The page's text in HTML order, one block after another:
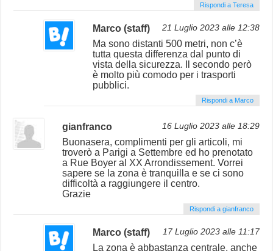
Rispondi a Teresa
Marco (staff) 21 Luglio 2023 alle 12:38
Ma sono distanti 500 metri, non c’è
tutta questa differenza dal punto di
vista della sicurezza. Il secondo però
è molto più comodo per i trasporti
pubblici.
Rispondi a Marco
gianfranco 16 Luglio 2023 alle 18:29
Buonasera, complimenti per gli articoli, mi
troverò a Parigi a Settembre ed ho prenotato
a Rue Boyer al XX Arrondissement. Vorrei
sapere se la zona è tranquilla e se ci sono
difficoltà a raggiungere il centro.
Grazie
Rispondi a gianfranco
Marco (staff) 17 Luglio 2023 alle 11:17
La zona è abbastanza centrale, anche